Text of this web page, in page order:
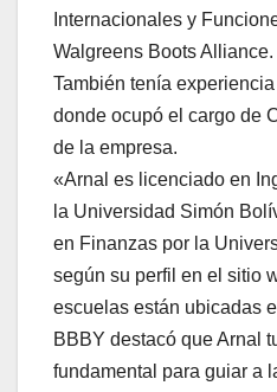
Internacionales y
Walgreens Boots Alliance.
También tenía
donde ocupó el cargo de
de la empresa.
«Arnal es licenciado en
la Universidad Simón
en Finanzas por la
según su perfil en el sitio
escuelas están ubicadas
BBBY destacó que Arnal
fundamental para guiar a